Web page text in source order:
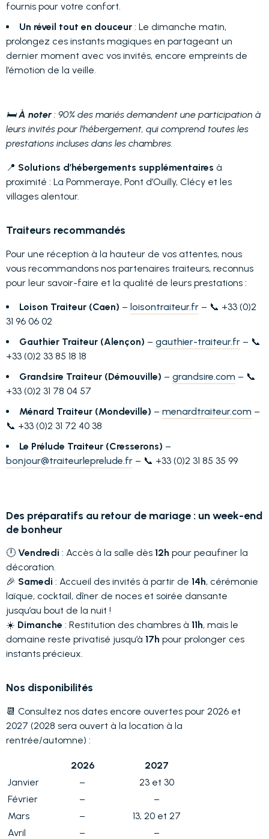
fournis pour votre confort.
Un réveil tout en douceur : Le dimanche matin,
prolongez ces instants magiques en partageant un
dernier moment avec vos invités, encore empreints de
l’émotion de la veille.
🛏️À noter: 90% des mariés demandent une participation à
leurs invités pour l’hébergement, qui comprend toutes les
prestations incluses dans les chambres.
📍 Solutions d’hébergements supplémentaires à
proximité : La Pommeraye, Pont d’Ouilly, Clécy et les
villages alentour.
Traiteurs recommandés
Pour une réception à la hauteur de vos attentes, nous
vous recommandons nos partenaires traiteurs, reconnus
pour leur savoir-faire et la qualité de leurs prestations :
Loison Traiteur (Caen) – loisontraiteur.fr – 📞 +33 (0)2
31 96 06 02
Gauthier Traiteur (Alençon) – gauthier-traiteur.fr – 📞
+33 (0)2 33 85 18 18
Grandsire Traiteur (Démouville) – grandsire.com – 📞
+33 (0)2 31 78 04 57
Ménard Traiteur (Mondeville) – menardtraiteur.com –
📞 +33 (0)2 31 72 40 38
Le Prélude Traiteur (Cresserons) –
bonjour@traiteurleprelude.fr – 📞 +33 (0)2 31 85 35 99
Des préparatifs au retour de mariage : un week-end
de bonheur
🕛 Vendredi : Accès à la salle dès 12h pour peaufiner la
décoration.
🎉 Samedi : Accueil des invités à partir de 14h, cérémonie
laïque, cocktail, dîner de noces et soirée dansante
jusqu’au bout de la nuit !
☀️ Dimanche : Restitution des chambres à 11h, mais le
domaine reste privatisé jusqu’à 17h pour prolonger ces
instants précieux.
Nos disponibilités
📆 Consultez nos dates encore ouvertes pour 2026 et
2027 (2028 sera ouvert à la location à la
rentrée/automne) :
2026
2027
Janvier
–
23 et 30
Février
–
–
Mars
–
13, 20 et 27
Avril
– –